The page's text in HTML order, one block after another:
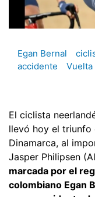
Egan Bernal
accidente
Vuelta
El ciclista
llevó hoy el triunfo
Dinamarca, al
Jasper Philipsen
marcada por el
colombiano Egan